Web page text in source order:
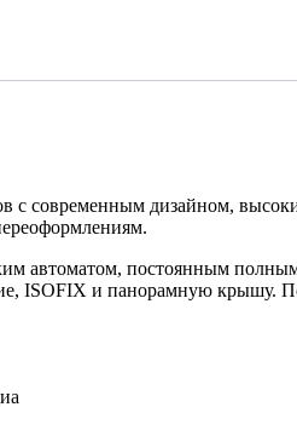
с современным дизайном,
автоматом, постоянным
ISOFIX и панорамную крышу.